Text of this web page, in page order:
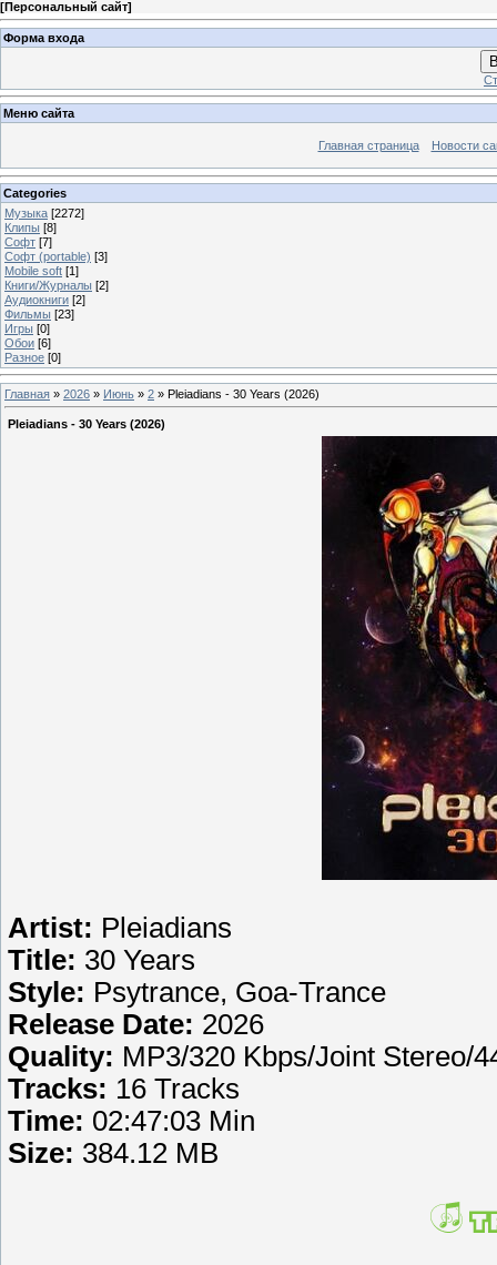
[Персональный сайт]
Форма входа
Меню сайта
Главная страница Новости
Categories
Музыка [2272]
Клипы [8]
Софт [7]
Софт (portable) [3]
Mobile soft [1]
Книги/Журналы [2]
Аудиокниги [2]
Фильмы [23]
Игры [0]
Обои [6]
Разное [0]
Главная » 2026 » Июнь » 2 » Pleiadians - 30 Years (2026)
Pleiadians - 30 Years (2026)
Artist: Pleiadians
Title: 30 Years
Style: Psytrance, Goa-Trance
Release Date: 2026
Quality: MP3/320 Kbps/Joint Stereo/
Tracks: 16 Tracks
Time: 02:47:03 Min
Size: 384.12 MB